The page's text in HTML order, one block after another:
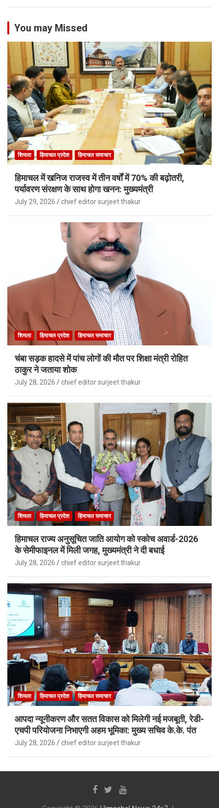
You may Missed
शिमला हिमाचल प्रदेश हिमाचल समाचार
हिमाचल में खनिज राजस्व में तीन वर्षों में 70% की बढ़ोतरी,
पर्यावरण संरक्षण के साथ होगा खनन: मुख्यमंत्री
July 29, 2026 chief editor surjeet thakur
शिमला हिमाचल प्रदेश हिमाचल समाचार
चंबा सड़क हादसे में पांच लोगों की मौत पर शिक्षा मंत्री रोहित
ठाकुर ने जताया शोक
July 28, 2026 chief editor surjeet thakur
शिमला हिमाचल प्रदेश हिमाचल समाचार
हिमाचल राज्य अनुसूचित जाति आयोग को स्कोच अवार्ड-2026
के सेमीफाइनल में मिली जगह, मुख्यमंत्री ने दी बधाई
July 28, 2026 chief editor surjeet thakur
शिमला हिमाचल प्रदेश हिमाचल समाचार
आपदा न्यूनीकरण और सतत विकास को मिलेगी नई मजबूती, रेडी-
एचपी परियोजना निभाएगी अहम भूमिका: मुख्य सचिव के.के. पंत
July 28, 2026 chief editor surjeet thakur